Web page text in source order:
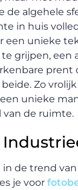
de algehele
in huis
een unieke
grijpen, een
prent
Zo
unieke
van de ruimte.
in de trend
je voor